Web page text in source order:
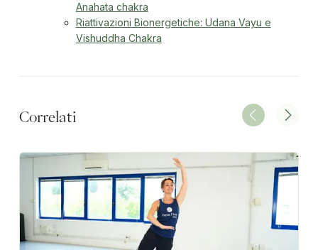
Anahata chakra
Riattivazioni Bionergetiche: Udana Vayu e
Vishuddha Chakra
Correlati